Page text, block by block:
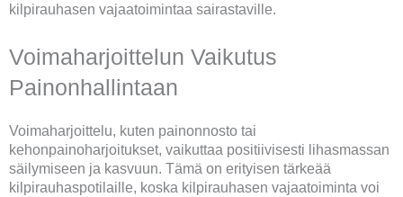
kilpirauhasen vajaatoimintaa sairastaville.
Voimaharjoittelun Vaikutus
Painonhallintaan
Voimaharjoittelu, kuten painonnosto tai
kehonpainoharjoitukset, vaikuttaa positiivisesti lihasmassan
säilymiseen ja kasvuun. Tämä on erityisen tärkeää
kilpirauhaspotilaille, koska kilpirauhasen vajaatoiminta voi